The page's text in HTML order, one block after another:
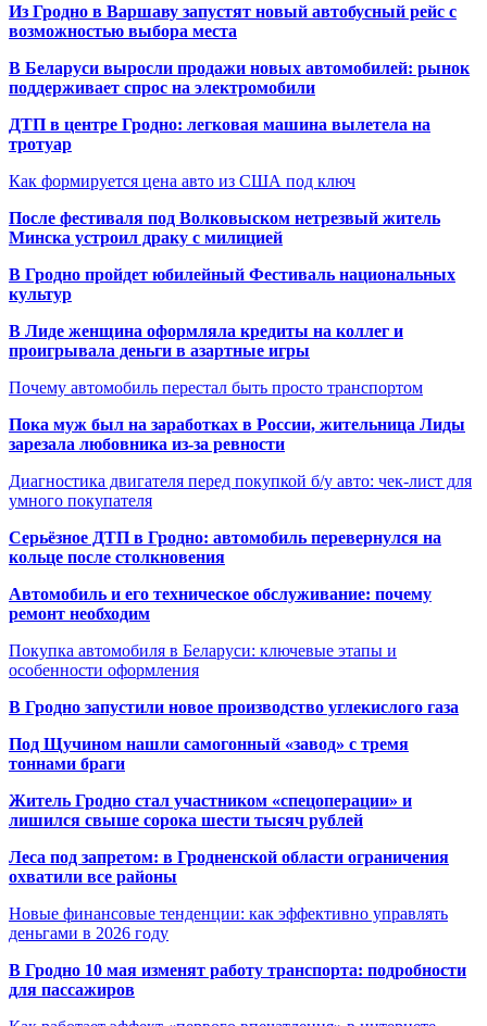
Из Гродно в Варшаву запустят новый автобусный рейс с
возможностью выбора места
В Беларуси выросли продажи новых автомобилей: рынок
поддерживает спрос на электромобили
ДТП в центре Гродно: легковая машина вылетела на
тротуар
Как формируется цена авто из США под ключ
После фестиваля под Волковыском нетрезвый житель
Минска устроил драку с милицией
В Гродно пройдет юбилейный Фестиваль национальных
культур
В Лиде женщина оформляла кредиты на коллег и
проигрывала деньги в азартные игры
Почему автомобиль перестал быть просто транспортом
Пока муж был на заработках в России, жительница Лиды
зарезала любовника из-за ревности
Диагностика двигателя перед покупкой б/у авто: чек-лист для
умного покупателя
Серьёзное ДТП в Гродно: автомобиль перевернулся на
кольце после столкновения
Автомобиль и его техническое обслуживание: почему
ремонт необходим
Покупка автомобиля в Беларуси: ключевые этапы и
особенности оформления
В Гродно запустили новое производство углекислого газа
Под Щучином нашли самогонный «завод» с тремя
тоннами браги
Житель Гродно стал участником «спецоперации» и
лишился свыше сорока шести тысяч рублей
Леса под запретом: в Гродненской области ограничения
охватили все районы
Новые финансовые тенденции: как эффективно управлять
деньгами в 2026 году
В Гродно 10 мая изменят работу транспорта: подробности
для пассажиров